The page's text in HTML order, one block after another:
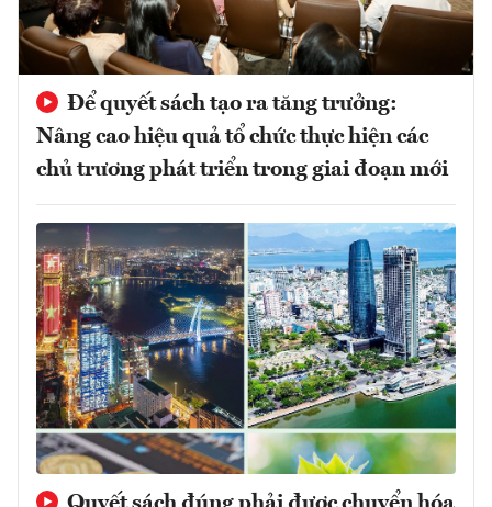
Để quyết sách tạo ra tăng trưởng:
Nâng cao hiệu quả tổ chức thực hiện các
chủ trương phát triển trong giai đoạn mới